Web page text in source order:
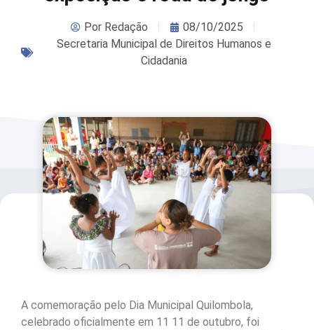
PorRedação
08/10/2025
Secretaria Municipal de Direitos Humanos e
Cidadania
A comemoração pelo Dia Municipal Quilombola,
celebrado oficialmente em 11 11 de outubro, foi